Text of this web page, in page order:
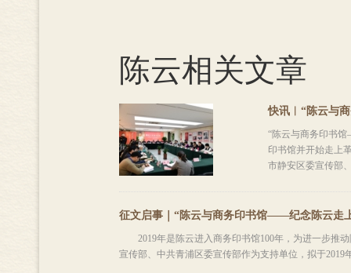
陈云相关文章
快讯︱“陈云与
“陈云与商务印书
印书馆并开始走上
市静安区委宣传部
征文启事｜“陈云与商务印书馆——纪念陈云走
2019年是陈云进入商务印书馆100年，为进一步推动
宣传部、中共青浦区委宣传部作为支持单位，拟于